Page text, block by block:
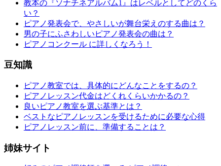
教本の『ソナチネアルバム1』はレベルとしてどのくら
い？
ピアノ発表会で、やさしいが舞台栄えのする曲は？
男の子にふさわしいピアノ発表会の曲は？
ピアノコンクール に詳しくなろう！
豆知識
ピアノ教室では、具体的にどんなことをするの？
ピアノレッスン代金はどくれくらいかかるの？
良いピアノ教室を選ぶ基準とは？
ベストなピアノレッスンを受けるために必要な心得
ピアノレッスン前に、準備することは？
姉妹サイト